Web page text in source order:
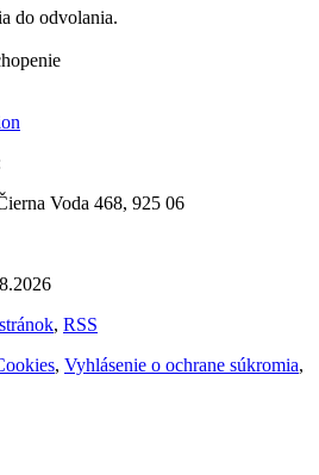
do odvolania.
Voda 468, 925 06
, RSS
, Vyhlásenie o ochrane súkromia,